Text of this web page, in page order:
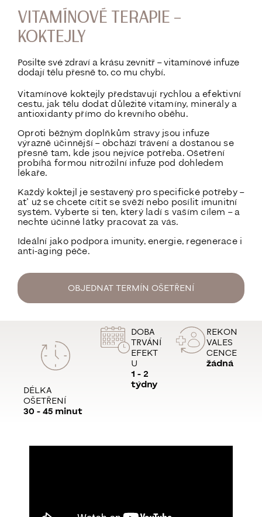
VITAMÍNOVÉ TERAPIE –
KOKTEJLY
Posilte své zdraví a krásu zevnitř – vitamínové infuze
dodají tělu přesně to, co mu chybí.
Vitamínové koktejly představují rychlou a efektivní
cestu, jak tělu dodat důležité vitamíny, minerály a
antioxidanty přímo do krevního oběhu.
Oproti běžným doplňkům stravy jsou infuze
výrazně účinnější – obchází trávení a dostanou se
přesně tam, kde jsou nejvíce potřeba. Ošetření
probíhá formou nitrožilní infuze pod dohledem
lékaře.
Každý koktejl je sestavený pro specifické potřeby –
ať už se chcete cítit se svěží nebo posílit imunitní
systém. Vyberte si ten, který ladí s vaším cílem – a
nechte účinné látky pracovat za vás.
Ideální jako podpora imunity, energie, regenerace i
anti-aging péče.
OBJEDNAT TERMÍN OŠETŘENÍ
DÉLKA
OŠETŘENÍ
30 - 45 minut
DOBA
TRVÁNÍ
EFEKT
U
1 - 2
týdny
REKON
VALES
CENCE
žádná